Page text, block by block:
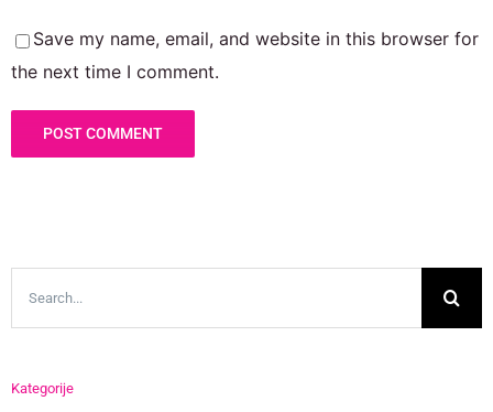
Save my name, email, and website in this browser for
the next time I comment.
Kategorije